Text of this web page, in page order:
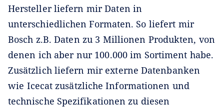
Hersteller liefern mir Daten in
unterschiedlichen Formaten. So liefert mir
Bosch z.B. Daten zu 3 Millionen Produkten, von
denen ich aber nur 100.000 im Sortiment habe.
Zusätzlich liefern mir externe Datenbanken
wie Icecat zusätzliche Informationen und
technische Spezifikationen zu diesen